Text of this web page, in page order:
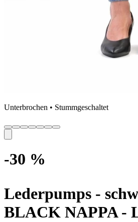
Unterbrochen • Stummgeschaltet
-30 %
Lederpumps -
BLACK NAPPA -